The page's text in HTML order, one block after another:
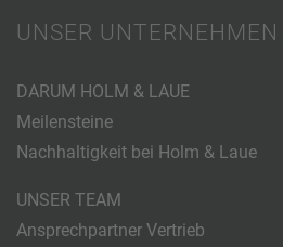
UNSER UNTERNEHMEN
DARUM HOLM & LAUE
Meilensteine
Nachhaltigkeit bei Holm & Laue
UNSER TEAM
Ansprechpartner Vertrieb